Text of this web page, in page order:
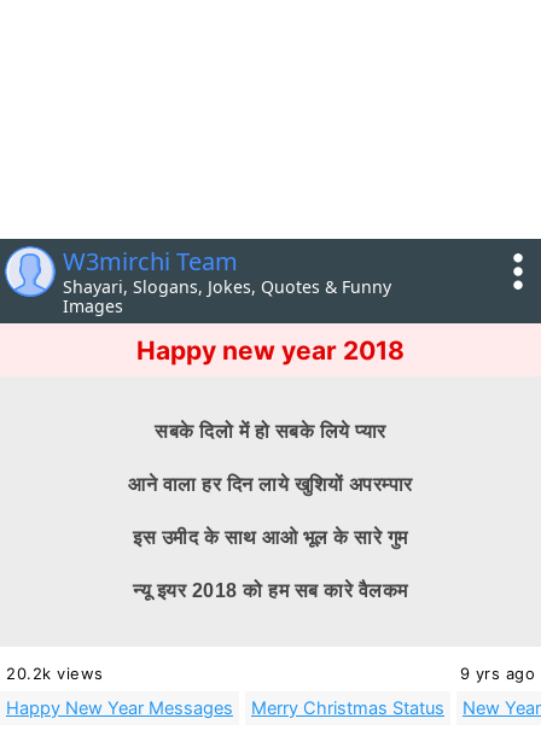
W3mirchi Team
Shayari, Slogans, Jokes, Quotes & Funny
Images
Happy new year 2018
सबके दिलो में हो सबके लिये प्यार
आने वाला हर दिन लाये खुशियों अपरम्पार
इस उमीद के साथ आओ भूल के सारे गुम
न्यू इयर 2018 को हम सब कारे वैलकम
20.2k views 9 yrs ago
Happy New Year Messages Merry Christmas Status New